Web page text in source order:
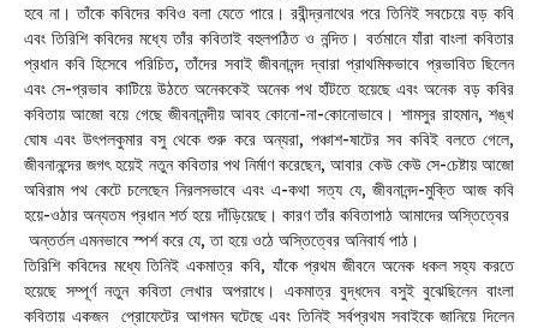
হবে না। তাঁকে কবিদের কবিও বলা যেতে পারে। রবীন্দ্রনাথের পরে তিনিই সবচেয়ে বড় কবি
এবং তিরিশি কবিদের মধ্যে তাঁর কবিতাই বহুলপঠিত ও নন্দিত। বর্তমানে যাঁরা বাংলা কবিতার
প্রধান কবি হিসেবে পরিচিত, তাঁদের সবাই জীবনানন্দ দ্বারা প্রাথমিকভাবে প্রভাবিত ছিলেন
এবং সে-প্রভাব কাটিয়ে উঠতে অনেককেই অনেক পথ হাঁটতে হয়েছে এবং অনেক বড় কবির
কবিতায় আজো বয়ে গেছে জীবনানন্দীয় আবহ কোনো-না-কোনোভাবে। শামসুর রাহমান, শঙ্খ
ঘোষ এবং উৎপলকুমার বসু থেকে শুরু করে অন্যরা, পঞ্চাশ-ষাটের সব কবিই বলতে গেলে,
জীবনানন্দের জগৎ হয়েই নতুন কবিতার পথ নির্মাণ করেছেন, আবার কেউ কেউ সে-চেষ্টায় আজো
অবিরাম পথ কেটে চলেছেন নিরলসভাবে এবং এ-কথা সত্য যে, জীবনানন্দ-মুক্তি আজ কবি
হয়ে-ওঠার অন্যতম প্রধান শর্ত হয়ে দাঁড়িয়েছে। কারণ তাঁর কবিতাপাঠ আমাদের অস্তিত্বের
অন্তর্তল এমনভাবে স্পর্শ করে যে, তা হয়ে ওঠে অস্তিত্বের অনিবার্য পাঠ।
তিরিশি কবিদের মধ্যে তিনিই একমাত্র কবি, যাঁকে প্রথম জীবনে অনেক ধকল সহ্য করতে
হয়েছে সম্পূর্ণ নতুন কবিতা লেখার অপরাধে। একমাত্র বুদ্ধদেব বসুই বুঝেছিলেন বাংলা
কবিতায় একজন প্রোফেটের আগমন ঘটেছে এবং তিনিই সর্বপ্রথম সবাইকে জানিয়ে দিলেন